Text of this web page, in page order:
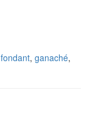
fondant, ganaché,